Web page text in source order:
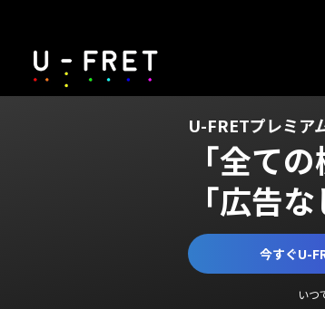
U-FRETプレミア
「全て
「広告
今すぐU-
いつ